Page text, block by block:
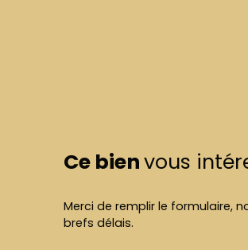
Ce bienvous
Merci de remplir le formulaire,
brefs délais.